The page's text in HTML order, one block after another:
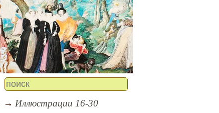
Иллюстрации 16-30